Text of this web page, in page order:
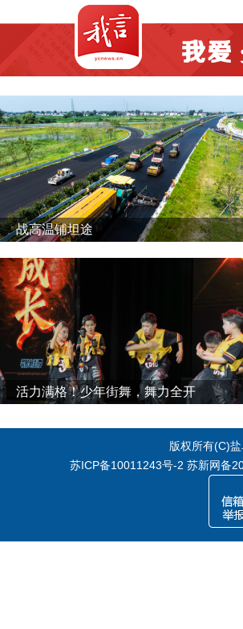
战高温铺坦途
活力满格！少年街舞，舞力全开
版权所有(C)
苏ICP备10011243号-2 苏新网备